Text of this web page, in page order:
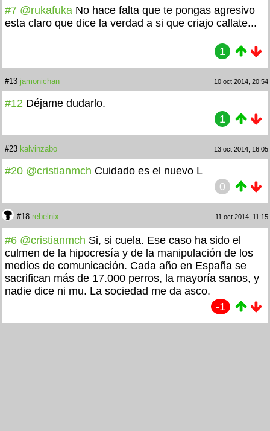
#7 @rukafuka No hace falta que te pongas agresivo
esta claro que dice la verdad a si que criajo callate...
1
#13 jamonichan 10 oct 2014, 20:54
#12 Déjame dudarlo.
1
#23 kalvinzabo 13 oct 2014, 16:05
#20 @cristianmch Cuidado es el nuevo L
0
#18 rebelnix 11 oct 2014, 11:15
#6 @cristianmch Si, si cuela. Ese caso ha sido el
culmen de la hipocresía y de la manipulación de los
medios de comunicación. Cada año en España se
sacrifican más de 17.000 perros, la mayoría sanos, y
nadie dice ni mu. La sociedad me da asco.
-1